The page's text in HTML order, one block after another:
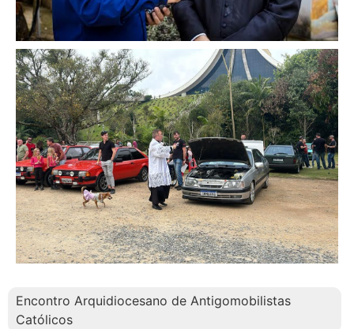
Encontro Arquidiocesano de Antigomobilistas
Católicos